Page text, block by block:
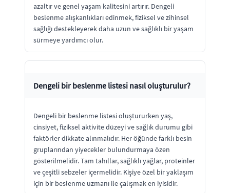
azaltır ve genel yaşam kalitesini artırır. Dengeli
beslenme alışkanlıkları edinmek, fiziksel ve zihinsel
sağlığı destekleyerek daha uzun ve sağlıklı bir yaşam
sürmeye yardımcı olur.
Dengeli bir beslenme listesi nasıl oluşturulur?
Dengeli bir beslenme listesi oluştururken yaş,
cinsiyet, fiziksel aktivite düzeyi ve sağlık durumu gibi
faktörler dikkate alınmalıdır. Her öğünde farklı besin
gruplarından yiyecekler bulundurmaya özen
gösterilmelidir. Tam tahıllar, sağlıklı yağlar, proteinler
ve çeşitli sebzeler içermelidir. Kişiye özel bir yaklaşım
için bir beslenme uzmanı ile çalışmak en iyisidir.